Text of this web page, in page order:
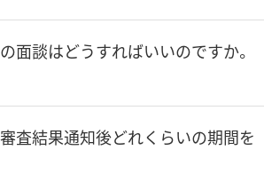
面談はどうすればいいのですか。
査結果通知後どれくらいの期間を